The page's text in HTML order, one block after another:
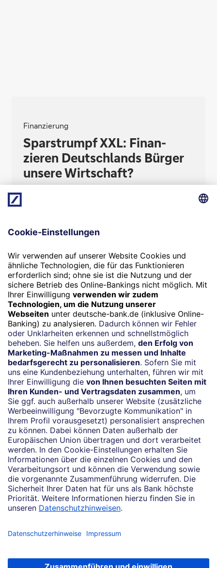
Finanzierung
Spar­strumpf XXL: Finan­
zieren Deutsch­lands Bürger
unsere Wirt­schaft?
stiften die Sparer den größten Nutzen für die
deutsche Wirtschaft? Ein tiefer Blick in die
Zahlen fördert Erstaunliches zutage.
Termin
Beratung vereinbaren
24/7-Kundenservice
(069) 910-100 61
Impressum
Konditionen und Preise
Rechtliche Hinweise
Datenschutz
Ihr Feedback zur Website